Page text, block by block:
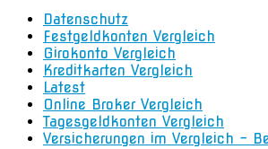
Datenschutz
Festgeldkonten Vergleich
Girokonto Vergleich
Kreditkarten Vergleich
Latest
Online Broker Vergleich
Tagesgeldkonten Vergleich
Versicherungen im Vergleich –